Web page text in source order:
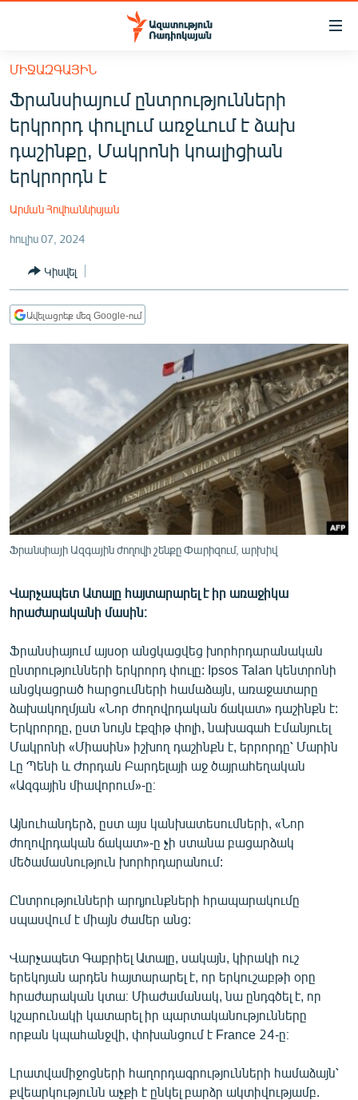
Մատչելիության
հիմնական
բովանդակությանը
Անցնել
հիմնական
մենյուին
Որոնում
ՀԱՅԱՍՏԱՆ
ՔԱՂԱՔԱԿԱՆ
ԸՆՏՐՈՒԹՅՈՒՆՆԵՐ 2026
ՊԱՏԵՐԱԶՄԻ 6 ՇԱԲԱԹՆԵՐԸ
ՏԱՐԱԾԱՇՐՋԱՆ
ՄՇԱԿՈՒՅԹ
ՄԵԿՆԱԲԱՆՈՒԹՅՈՒՆ
ՏՏ ԵՒ ԻՆՏԵՐՆԵՏ
ԿՈՐՈՆԱՎԻՐՈՒՍ
ԱՐԽԻՎ
ԲԱՆԱՎԵՃ
ՓՈԴՔԱՍԹ
Հայերեն
English
Русский
«Ազատության» բոլոր կայքերը
ՄԻՋԱԶԳԱՅԻՆ
Ֆրանսիայում ընտրությունների
երկրորդ փուլում առջևում է ձախ
դաշինքը, Մակրոնի կոալիցիան
երկրորդն է
Արման Հովհաննիսյան
հուլիս 07, 2024
Կիսվել
Ավելացրեք մեզ Google-ում
Ֆրանսիայի Ազգային ժողովի շենքը Փարիզում, արխիվ
Վարչապետ Ատալը հայտարարել է իր առաջիկա
հրաժարականի մասին։
Ֆրանսիայում այսօր անցկացվեց խորհրդարանական
ընտրությունների երկրորդ փուլը: Ipsos Talan կենտրոնի
անցկացրած հարցումների համաձայն, առաջատարը
ձախակողմյան «Նոր ժողովրդական ճակատ» դաշինքն է:
Երկրորդը, ըստ նույն էքզիթ փոլի, նախագահ Էմանյուել
Մակրոնի «Միասին» իշխող դաշինքն է, երրորդը՝ Մարին
Լը Պենի և Ժորդան Բարդելայի աջ ծայրահեղական
«Ազգային միավորում»-ը։
Այնուհանդերձ, ըստ այս կանխատեսումների, «Նոր
ժողովրդական ճակատ»-ը չի ստանա բացարձակ
մեծամասնություն խորհրդարանում:
Ընտրությունների արդյունքների հրապարակումը
սպասվում է միայն ժամեր անց:
Վարչապետ Գաբրիել Ատալը, սակայն, կիրակի ուշ
երեկոյան արդեն հայտարարել է, որ երկուշաբթի օրը
հրաժարական կտա։ Միաժամանակ, նա ընդգծել է, որ
կշարունակի կատարել իր պարտականությունները
որքան կպահանջվի, փոխանցում է France 24-ը։
Լրատվամիջոցների հաղորդագրությունների համաձայն՝
քվեարկությունն աչքի է ընկել բարձր ակտիվությամբ.